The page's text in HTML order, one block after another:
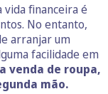
vida financeira é
No entanto,
arranjar um
facilidade em
venda de roupa,
mão.